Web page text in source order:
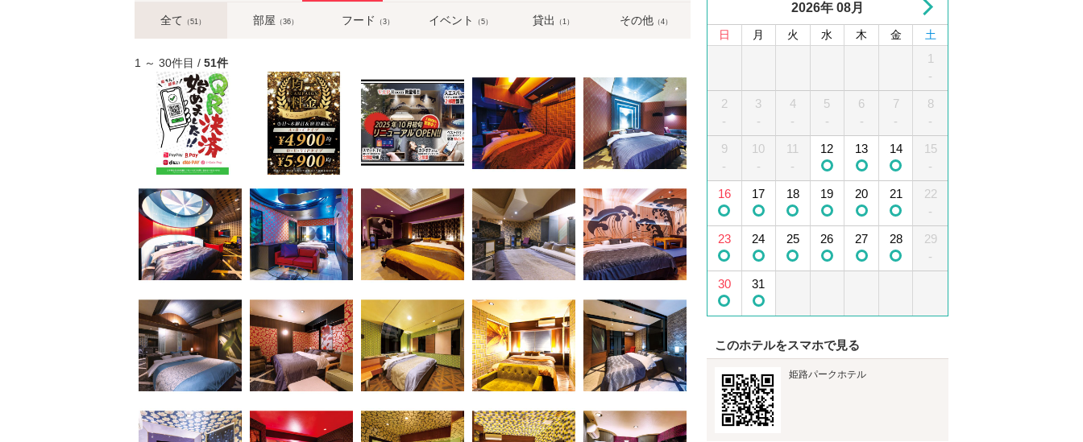
全て （51） 部屋 （36） フード （3） イベント （5） 貸出 （1） その他 （4）
1 ～ 30件目 / 51件
2026年 08月
日 月 火 水 木 金 土
1
-
2
-
3
-
4
-
5
-
6
-
7
-
8
-
9
-
10
-
11
-
12 13 14
15
-
16
17 18 19 20 21
22
-
23
24 25 26 27 28
29
-
30
31
5
-
6
7 8 9 10 11
12
-
13
14 15 16 17 18
19
-
20
-
21
-
22
-
23
-
24 25
26
-
27
28 29 30
このホテルをスマホで見る
姫路パークホテル